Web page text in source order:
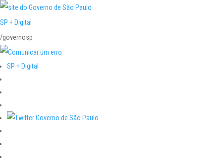
SP + Digital
/governosp
SP + Digital